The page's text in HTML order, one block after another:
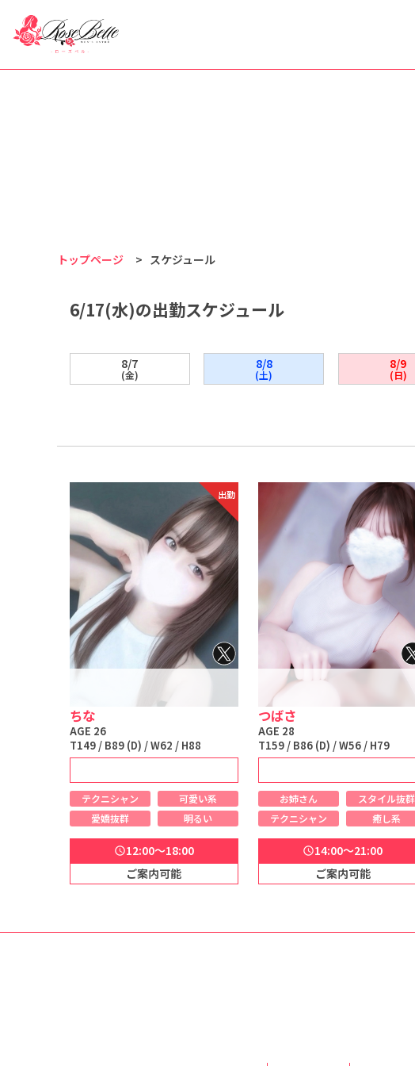
トップページ > スケジュール
6/17(水)の出勤スケジュール
8/7
(金)
8/8
(土)
8/9
(日)
出勤
ちな
AGE 26
T149 / B89 (D) / W62 / H88
テクニシャン
可愛い系
愛嬌抜群
明るい
schedule12:00～18:00
ご案内可能
つばさ
AGE 28
T159 / B86 (D) / W56 / H79
お姉さん
スタイル抜群
テクニシャン
癒し系
schedule14:00～21:00
ご案内可能